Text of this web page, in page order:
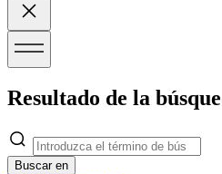
Resultado de la
Buscar en